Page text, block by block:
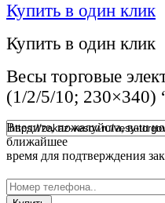
Купить в один клик
Купить в один клик
Весы торговые
(1/2/5/10; 230×340)
Введите, пожалуйста, ваш
ближайшее
время для подтверждения